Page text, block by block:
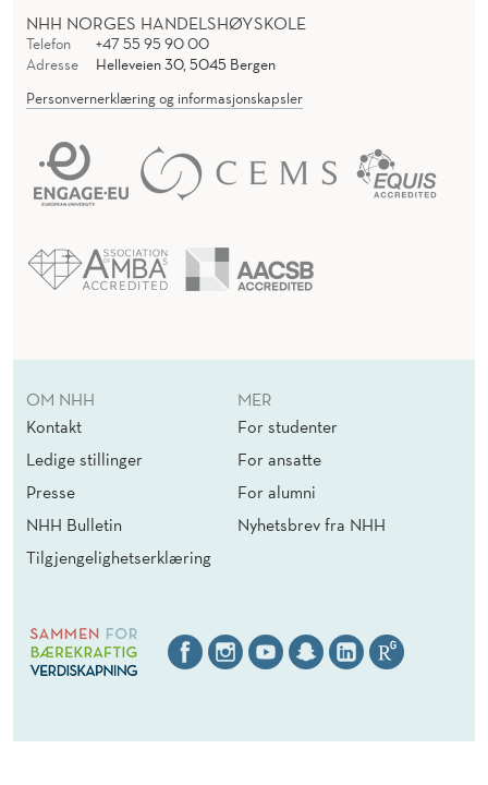
NHH NORGES HANDELSHØYSKOLE
Telefon
+47 55 95 90 00
Adresse
Helleveien 30, 5045 Bergen
Personvernerklæring og informasjonskapsler
OM NHH
Kontakt
Ledige stillinger
Presse
NHH Bulletin
Tilgjengelighetserklæring
MER
For studenter
For ansatte
For alumni
Nyhetsbrev fra NHH